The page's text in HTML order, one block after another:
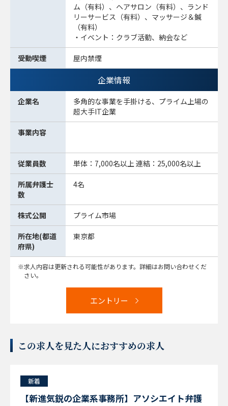
ム（有料）、ヘアサロン（有料）、ランド
リーサービス（有料）、マッサージ＆鍼
（有料）
・イベント：クラブ活動、納会など
受動喫煙 屋内禁煙
企業情報
企業名
多角的な事業を手掛ける、プライム上場の
超大手IT企業
事業内容
従業員数 単体：7,000名以上 連結：25,000名以上
所属弁護士
数
4名
株式公開 プライム市場
所在地(都道
府県)
東京都
求人内容は更新される可能性があります。詳細はお問い合わせくだ
さい。
エントリー
この求人を見た人におすすめの求人
新着
【新進気鋭の企業系事務所】アソシエイト弁護